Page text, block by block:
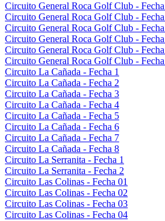
Circuito General Roca Golf Club -
Circuito General Roca Golf Club -
Circuito General Roca Golf Club -
Circuito General Roca Golf Club -
Circuito General Roca Golf Club -
Circuito General Roca Golf Club -
Circuito La Cañada - Fecha 1
Circuito La Cañada - Fecha 2
Circuito La Cañada - Fecha 3
Circuito La Cañada - Fecha 4
Circuito La Cañada - Fecha 5
Circuito La Cañada - Fecha 6
Circuito La Cañada - Fecha 7
Circuito La Cañada - Fecha 8
Circuito La Serranita - Fecha 1
Circuito La Serranita - Fecha 2
Circuito Las Colinas - Fecha 01
Circuito Las Colinas - Fecha 02
Circuito Las Colinas - Fecha 03
Circuito Las Colinas - Fecha 04